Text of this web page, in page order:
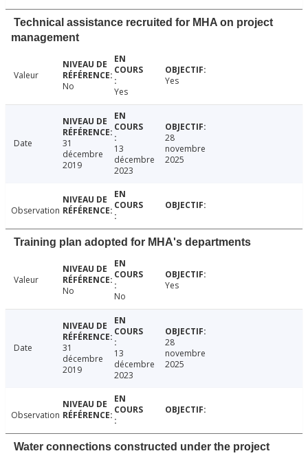
Technical assistance recruited for MHA on project
management
Valeur
No
Yes
Yes
Date
31
décembre
2019
13
décembre
2023
28
novembre
2025
Observation
Training plan adopted for MHA's departments
Valeur
No
No
Yes
Date
31
décembre
2019
13
décembre
2023
28
novembre
2025
Observation
Water connections constructed under the project